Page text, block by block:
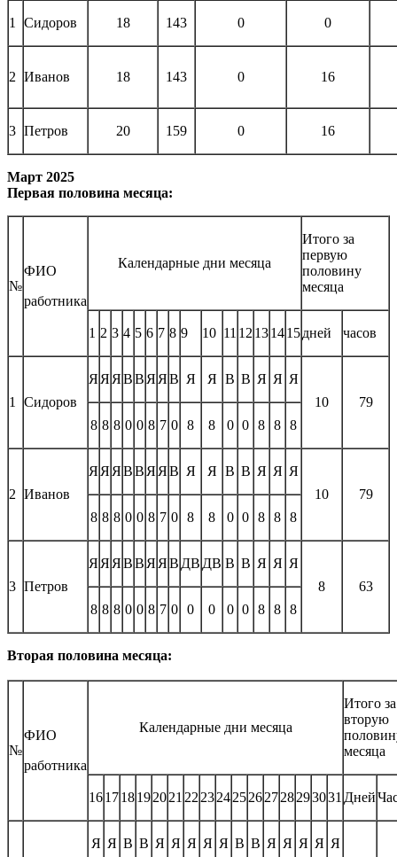
1 Сидоров 18 143 0 0
2 Иванов 18 143 0 16
3 Петров 20 159 0 16
Март 2025
Первая половина месяца:
№
ФИО
работника
Календарные дни месяца
Итого за
первую
половину
месяца
1 2 3 4 5 6 7 8 9 10 11 12 131415дней часов
1 Сидоров
ЯЯЯВВ ЯЯВ Я Я В В Я Я Я
10
79
8 8 8 0 0 8 7 0 8 8 0 0 8 8 8
2 Иванов
ЯЯЯВВ ЯЯВ Я Я В В Я Я Я
10
79
8 8 8 0 0 8 7 0 8 8 0 0 8 8 8
3 Петров
ЯЯЯВВ ЯЯВ ДВ ДВ В В Я Я Я
8
63
8 8 8 0 0 8 7 0 0 0 0 0 8 8 8
Вторая половина месяца:
№
ФИО
работника
Календарные дни месяца
Итого за
вторую
месяца
161718192021 22 232425262728293031 Дней
Я Я В В Я Я Я Я Я В В Я Я Я Я Я